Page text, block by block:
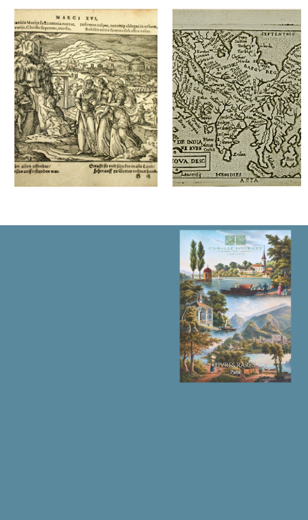
la
Chine,
par
M.
W.
Alexandre,
les
Planches
de
l9Atlas
original
de
cette
Ambassade,